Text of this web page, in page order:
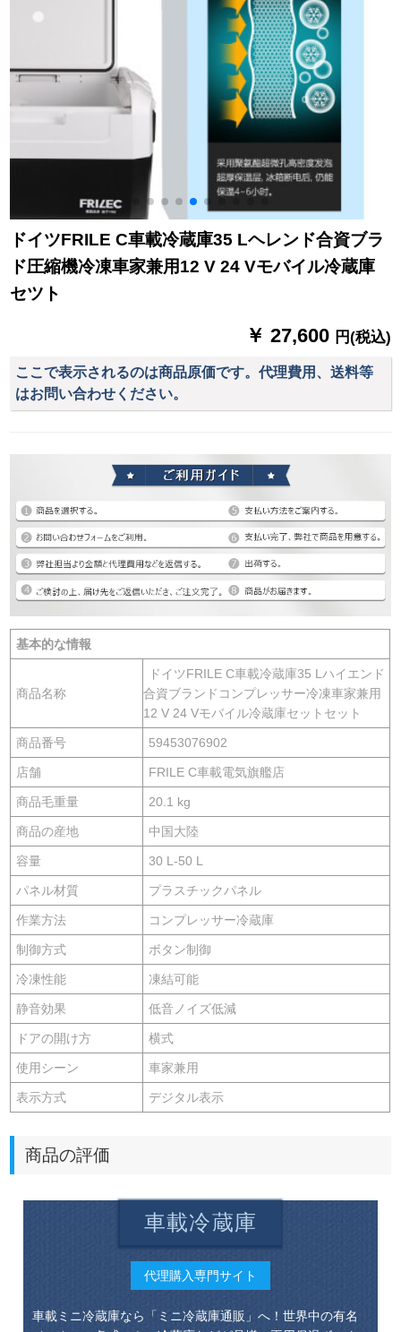
ドイツFRILE C車載冷蔵庫35 Lヘレンド合資ブラ
ド圧縮機冷凍車家兼用12 V 24 Vモバイル冷蔵庫
セツト
￥ 27,600 円(税込)
ここで表示されるのは商品原価です。代理費用、送料等
はお問い合わせください。
基本的な情報
商品名称
ドイツFRILE C車載冷蔵庫35 Lハイエンド
合資ブランドコンプレッサー冷凍車家兼用
12 V 24 Vモバイル冷蔵庫セットセット
商品番号 59453076902
店舗 FRILE C車載電気旗艦店
商品毛重量 20.1 kg
商品の産地 中国大陸
容量 30 L-50 L
パネル材質 プラスチックパネル
作業方法 コンプレッサー冷蔵庫
制御方式 ボタン制御
冷凍性能 凍結可能
静音効果 低音ノイズ低減
ドアの開け方 横式
使用シーン 車家兼用
表示方式 デジタル表示
商品の評価
車載冷蔵庫
代理購入専門サイト
車載ミニ冷蔵庫なら「ミニ冷蔵庫通販」へ！世界中の有名